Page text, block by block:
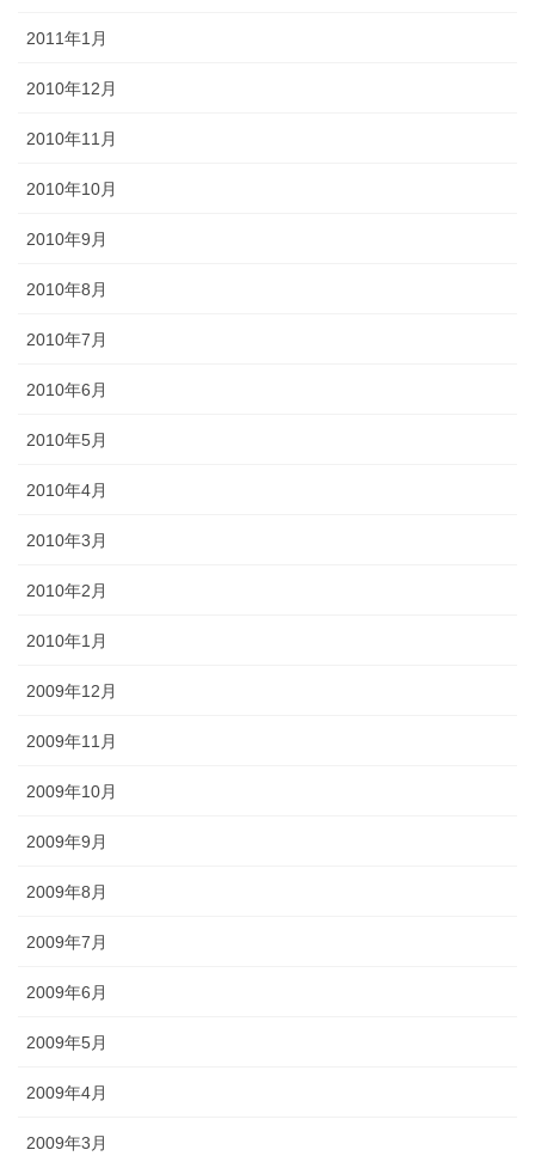
2011年1月
2010年12月
2010年11月
2010年10月
2010年9月
2010年8月
2010年7月
2010年6月
2010年5月
2010年4月
2010年3月
2010年2月
2010年1月
2009年12月
2009年11月
2009年10月
2009年9月
2009年8月
2009年7月
2009年6月
2009年5月
2009年4月
2009年3月